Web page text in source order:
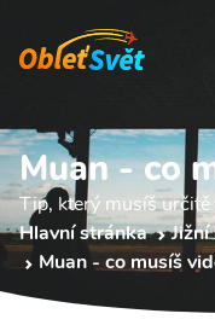
Muan - co
Tip, který musíš určitě
Hlavní stránka
Jižní
Muan - co musíš